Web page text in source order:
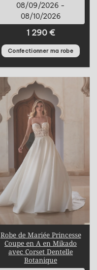
08/09/2026 -
08/10/2026
1 290 €
Confectionner ma robe
Robe de Mariée Princesse
Coupe en A en Mikado
avec Corset Dentelle
Botanique